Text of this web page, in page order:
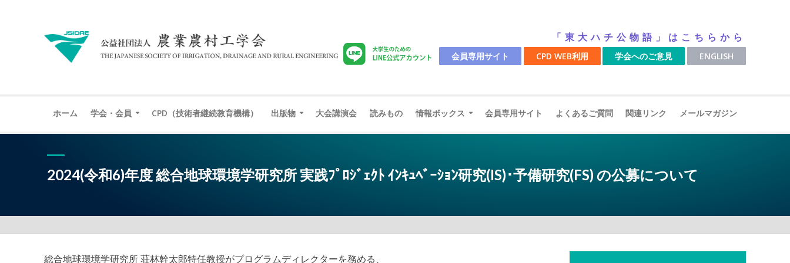
「東大ハチ公物語」はこちらから
会員専用サイト CPD WEB利用 学会へのご意見 ENGLISH
ホーム 学会・会員 CPD（技術者継続教育機構） 出版物 大会講演会 読みもの 情報ボックス 会員専用サイト よくあるご質問 関連リンク メールマガジン
2024(令和6)年度 総合地球環境学研究所 実践ﾌﾟﾛｼﾞｪｸﾄ ｲﾝｷｭﾍﾞｰｼｮﾝ研究(IS)･予備研究(FS) の公募について
総合地球環境学研究所 荘林幹太郎特任教授がプログラムディレクターを務める、